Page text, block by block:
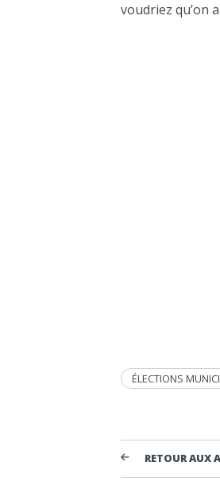
voudriez qu’on
ÉLECTIONS
RETOUR AUX